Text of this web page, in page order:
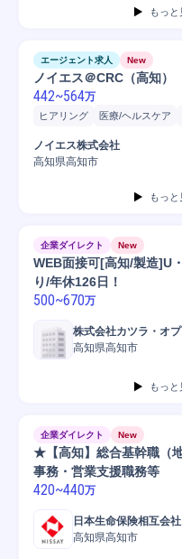
もっと
エージェント求人 New
ノイエス＠CRC（高知）
442~564万
ヒアリング 医療/ヘルスケア
治験参加者ケア
臨床試験
Microsoft Excel
ノイエス株式会社
高知県高知市
もっと
企業ダイレクト New
WEB面接可[高知/製造]U
り/年休126日！
500~670万
株式会社カツラ・オ
高知県高知市
もっと
企業ダイレクト New
★【高知】総合基幹職（
事務・営業支援職務等
420~440万
日本生命保険相互会社
高知県高知市